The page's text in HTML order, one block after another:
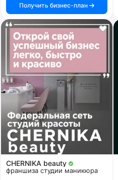
Получить бизнес-план
CHERNIKA beauty
франшиза студии маникюра